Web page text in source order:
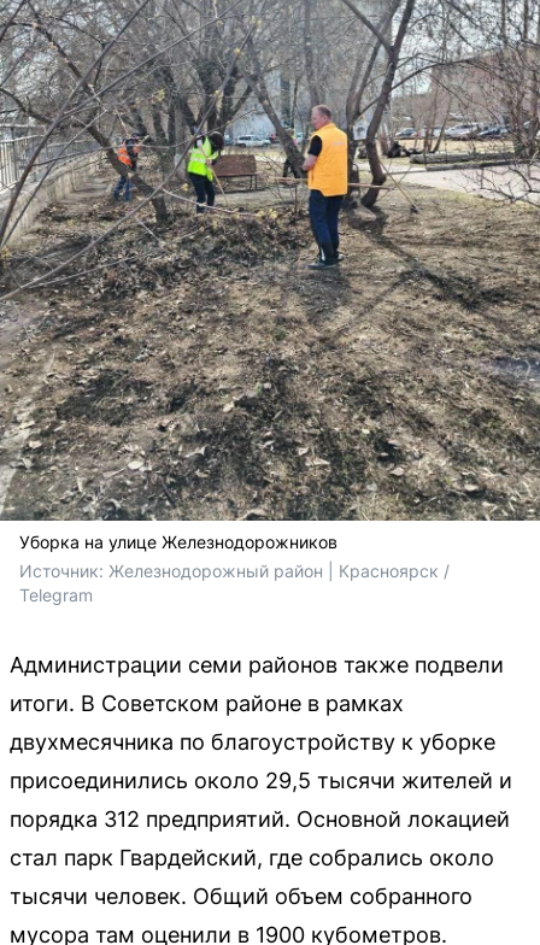
Уборка на улице Железнодорожников
Источник: Железнодорожный район | Красноярск /
Telegram
Администрации семи районов также подвели
итоги. В Советском районе в рамках
двухмесячника по благоустройству к уборке
присоединились около 29,5 тысячи жителей и
порядка 312 предприятий. Основной локацией
стал парк Гвардейский, где собрались около
тысячи человек. Общий объем собранного
мусора там оценили в 1900 кубометров.